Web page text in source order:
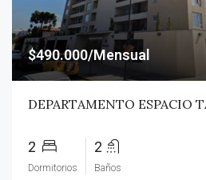
$490.000/Mensual
DEPARTAMENTO ESPACIO
2
Dormitorios
2
Baños